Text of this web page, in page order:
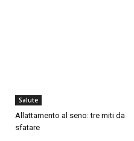
Salute
Allattamento al seno: tre miti da
sfatare